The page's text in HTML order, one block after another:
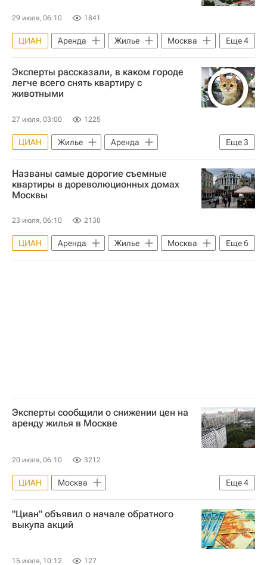
29 июля, 06:10 1841
Еще4
ЦИАН Аренда Жилье
Москва
Садовое кольцо (Москва)
Новый Арбат
ИНКОМ-Недвижимость
Риелторы
Эксперты рассказали, в каком городе
легче всего снять квартиру с
животными
27 июля, 03:00 1225
Еще3
ЦИАН Жилье
Аренда
Владивосток
Москва Казань
Названы самые дорогие съемные
квартиры в дореволюционных домах
Москвы
23 июля, 06:10 2130
Еще6
ЦИАН Аренда Жилье
Москва
Авито
Яндекс.Недвижимость
Эксперты сообщили о снижении цен на
аренду жилья в Москве
20 июля, 06:10 3212
Еще4
ЦИАН
Москва
ИНКОМ-Недвижимость
Жилье
Цены
Аренда
"Циан" объявил о начале обратного
выкупа акций
15 июля, 10:12 127